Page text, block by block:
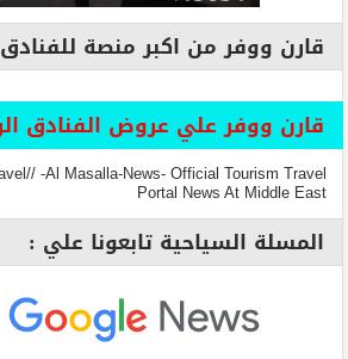
قارن ووفر من اكبر منصة
قارن ووفر علي عروض الفنادق
-Al Masalla-News- Official Tourism Travel
Portal News At Middle East
المسلة السياحية تابعونا علي :